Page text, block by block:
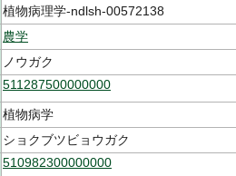
植物病理学-ndlsh-00572138
農学
ノウガク
511287500000000
植物病学
ショクブツビョウガク
510982300000000